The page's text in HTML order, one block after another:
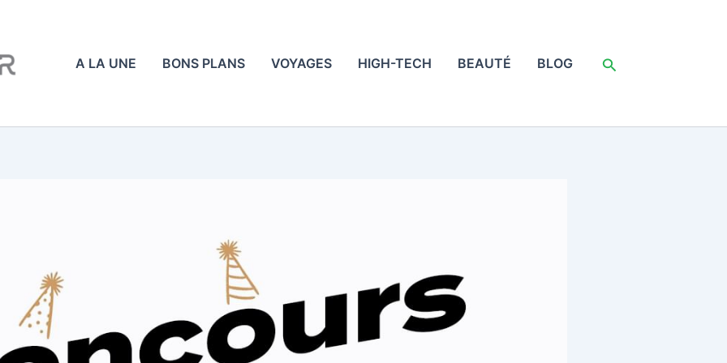
A LA UNE BONS PLANS VOYAGES HIGH-TECH BEAUTÉ BLOG Rechercher